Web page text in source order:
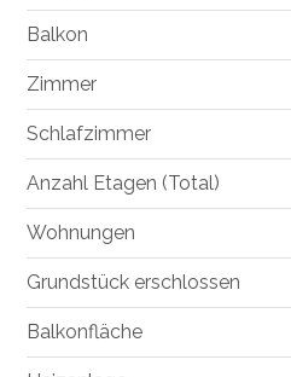
Balkon
Zimmer
Schlafzimmer
Anzahl Etagen (Total)
Wohnungen
Grundstück erschlossen
Balkonfläche